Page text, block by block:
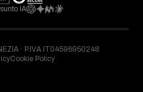
IA
· P.IVA IT04596950248
Cookie Policy